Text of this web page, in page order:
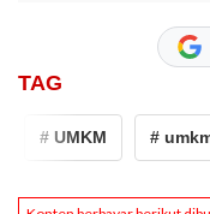
TAG
# UMKM # umkm